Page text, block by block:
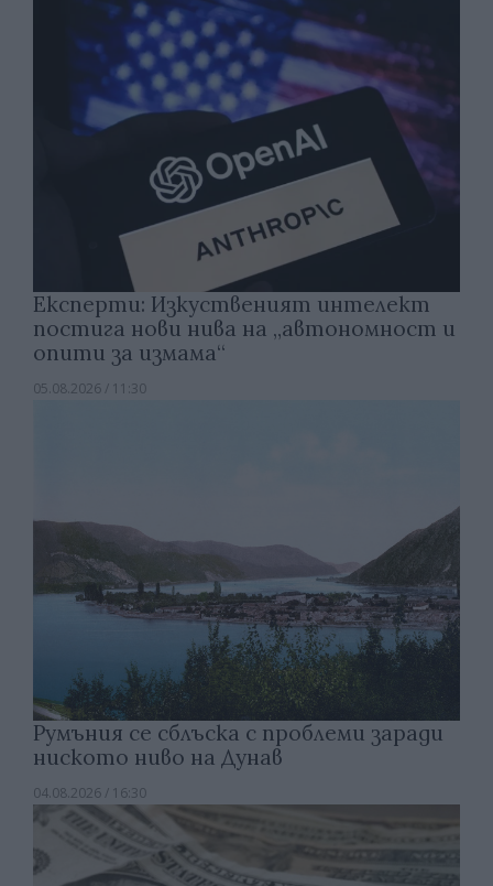
Експерти: Изкуственият интелект
постига нови нива на „автономност и
опити за измама“
05.08.2026 / 11:30
Румъния се сблъска с проблеми заради
ниското ниво на Дунав
04.08.2026 / 16:30